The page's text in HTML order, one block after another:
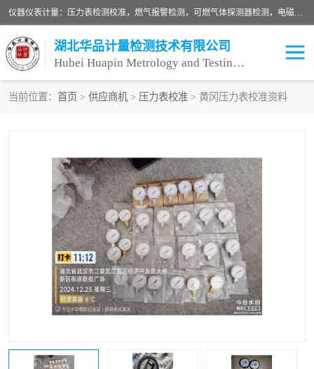
仪器仪表计量：压力表检测校准，燃气报警检测，可燃气体探测器检测，电磁流量计检测校准，明渠流量计检测，千斤顶检测标定，仪器校准，量具校准，仪表检测，仪器检测，计量设备校准；洁净室检测：洁净度检测，洁净厂房检测，无尘洁净室检测，悬浮粒子检测，*过滤器检测；安全阀校验：安全阀校验，安全阀检验，安全阀检测，安全阀年检，安全阀校正，安全阀校准；
湖北华品计量检测技术有限公司
Hubei Huapin Metrology and Testing Technology Co. , Ltd.
当前位置： 首页 > 供应商机 > 压力表校准 > 黄冈压力表校准资料
安全阀校验 计量设备校准
设备检测 可燃气体探测器
压力表校准